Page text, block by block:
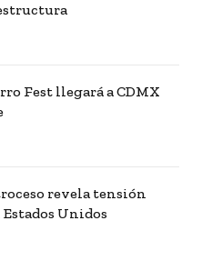
Fest llegará a CDMX
revela tensión
Unidos